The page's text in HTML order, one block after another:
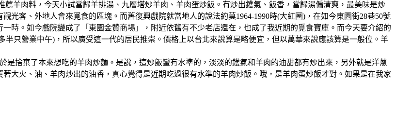
薦羊肉料，今天小試當歸羊排湯、九層塔炒羊肉、羊肉蛋炒飯。有炒出鑊氣、飯香，當歸湯偏清爽，最美味是炒
光客、外地人會來覓食的區塊。而舊復興戲院就當地人的說法約莫1964-1990時(大紅圈)，在如今東園街28巷50號
時。如今戲院變成了「東園金贊商場」，附近依舊有不少老店還在，也成了我近期的覓食寶庫。而今天要介紹的
只營業中午)，所以廣受這一代的居民推崇。價格上以台北來說算是略便宜，但以萬華來說應該算是一般位。羊
捨棄了本來想吃的羊肉炒麵。是說，這炒飯蠻有水準的，淡淡的鑊氣和羊肉的油甜都有炒出來，另外就是洋蔥
大火、油、羊肉炒出的油香，真心覺得是近期吃過很有水準的羊肉炒飯。哦，是羊肉蛋炒飯才對。如果是在我家